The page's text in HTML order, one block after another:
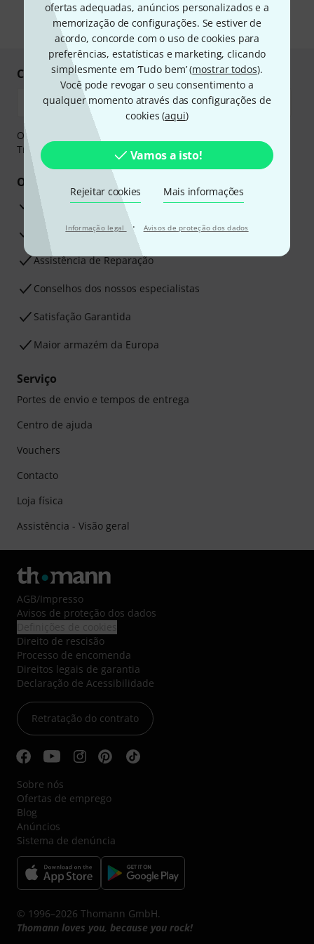
ofertas adequadas, anúncios personalizados e a
memorização de configurações. Se estiver de
acordo, concorde com o uso de cookies para
preferências, estatísticas e marketing, clicando
simplesmente em ‘Tudo bem’ (mostrar todos).
Você pode revogar o seu consentimento a
qualquer momento através das configurações de
cookies (aqui)
Vamos a isto!
Rejeitar cookies Mais informações
Informação legal · Avisos de proteção dos dados
proteção de dados.
* Requeridos
Compre e pague em segurança
O pagamento pode ser feito de forma segura através de
Transferência bancária, PayPal ou Cartão de crédito.
Os seus benefícios
Garantia Thomann de 3 anos
30 dias de garantia de dinheiro de volta
Assistência de Reparação
Conselhos dos nossos especialistas
Satisfação Garantida
Maior armazém da Europa
Serviço
Portes de envio e tempos de entrega
Centro de ajuda
Vouchers
Contacto
Loja física
Assistência - Visão geral
AGB/Impresso
Avisos de proteção dos dados
Direito de rescisão
Processo de encomenda
Direitos legais de garantia
Declaração de Acessibilidade
Retratação do contrato
Sobre nós
Ofertas de emprego
Blog
Anúncios
Sistema de denúncia
© 1996–2026 Thomann GmbH.
Thomann loves you, because you rock!